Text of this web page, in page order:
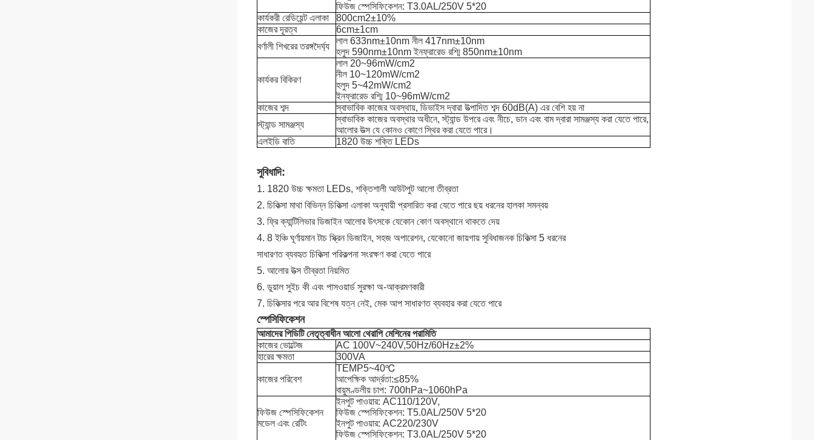
ফিউজ স্পেসিফিকেশন: T3.0AL/250V 5*20
কার্যকরী রেডিয়েন্ট এলাকা
800cm2±10%
কাজের দূরত্ব
6cm±1cm
বর্ণালী শিখরের তরঙ্গদৈর্ঘ্য
লাল 633nm±10nm নীল 417nm±10nm
হলুদ 590nm±10nm ইনফ্রারেড রশ্মি 850nm±10nm
কার্যকর বিকিরণ
লাল 20~96mW/cm2
নীল 10~120mW/cm2
হলুদ 5~42mW/cm2
ইনফ্রারেড রশ্মি 10~96mW/cm2
কাজের শব্দ
স্বাভাবিক কাজের অবস্থায়, ডিভাইস দ্বারা উত্পাদিত শব্দ 60dB(A) এর বেশি হয় না
স্ট্যান্ড সামঞ্জস্য
স্বাভাবিক কাজের অবস্থার অধীনে, স্ট্যান্ড উপরে এবং নীচে, ডান এবং বাম দ্বারা সামঞ্জস্য করা যেতে পারে,
আলোর উত্স যে কোনও কোণে স্থির করা যেতে পারে।
এলইডি বাতি
1820 উচ্চ শক্তি LEDs
সুবিধাদি:
1. 1820 উচ্চ ক্ষমতা LEDs, শক্তিশালী আউটপুট আলো তীব্রতা
2. চিকিত্সা মাথা বিভিন্ন চিকিত্সা এলাকা অনুযায়ী প্রসারিত করা যেতে পারে ছয় ধরনের হালকা সমন্বয়
3. ফ্রি ক্যান্টিলিভার ডিজাইন আলোর উৎসকে যেকোন কোণ অবস্থানে থাকতে দেয়
4. 8 ইঞ্চি ঘূর্ণায়মান টাচ স্ক্রিন ডিজাইন, সহজ অপারেশন, যেকোনো জায়গায় সুবিধাজনক চিকিত্সা 5 ধরনের
সাধারণত ব্যবহৃত চিকিত্সা পরিকল্পনা সংরক্ষণ করা যেতে পারে
5. আলোর উত্স তীব্রতা নিয়মিত
6. ডুয়াল সুইচ কী এবং পাসওয়ার্ড সুরক্ষা অ-আক্রমণকারী
7. চিকিত্সার পরে আর বিশেষ যত্ন নেই, মেক আপ সাধারণত ব্যবহার করা যেতে পারে
স্পেসিফিকেশন
আমাদের পিডিটি নেতৃত্বাধীন আলো থেরাপি মেশিনের পরামিতি
কাজের ভোল্টেজ
AC 100V~240V,50Hz/60Hz±2%
হারের ক্ষমতা
300VA
কাজের পরিবেশ
TEMP5~40℃
আপেক্ষিক আর্দ্রতা:≤85%
বায়ুমণ্ডলীয় চাপ: 700hPa~1060hPa
ফিউজ স্পেসিফিকেশন
মডেল এবং রেটিং
ইনপুট পাওয়ার: AC110/120V,
ফিউজ স্পেসিফিকেশন: T5.0AL/250V 5*20
ইনপুট পাওয়ার: AC220/230V
ফিউজ স্পেসিফিকেশন: T3.0AL/250V 5*20